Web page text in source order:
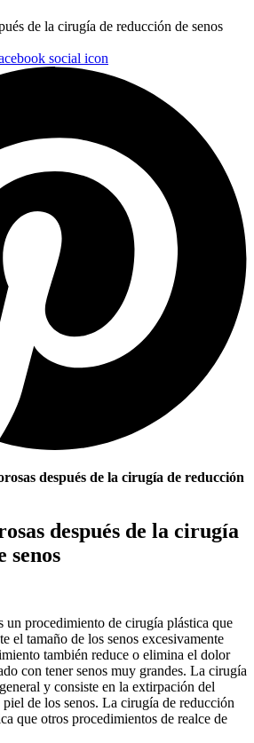
de la cirugía de reducción de senos
después de la cirugía de reducción
después de la cirugía
senos
un procedimiento de cirugía plástica que
el tamaño de los senos excesivamente
también reduce o elimina el dolor
con tener senos muy grandes. La cirugía
y consiste en la extirpación del
de los senos. La cirugía de reducción
que otros procedimientos de realce de